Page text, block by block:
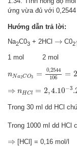
ứng vừa đủ với 0,2544
Hướng dẫn trả lời:
Na2C03 + 2HCl →
→ C02
1 mol 2 mol
nNa2CO3 = 0,2544
106
= 2
0,2544
⇒ nHCl = 2,4.10−3
4.10 3 .2=
Trong 30 ml dd HCl
Trong 1000 ml dd HCl
⇒
⇒ [HCl] = 0,16 mol/l